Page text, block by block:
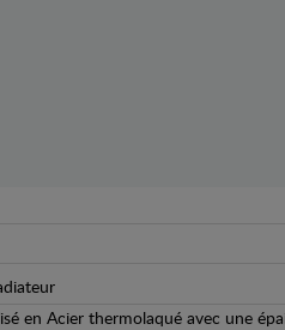
en Acier thermolaqué avec une